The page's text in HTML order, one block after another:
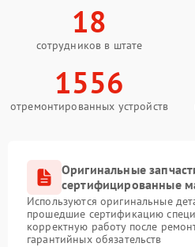
18
сотрудников в штате
1556
отремонтированных устройств
Оригинальные
сертифицированные
Используются оригинальные
прошедшие сертификацию
корректную работу после
гарантийных обязательств